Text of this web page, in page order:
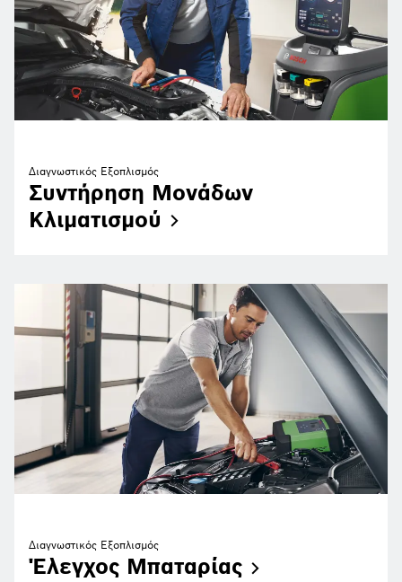
Διαγνωστικός Εξοπλισμός
Συντήρηση Μονάδων
Κλιματισμού
Διαγνωστικός Εξοπλισμός
Έλεγχος Μπαταρίας